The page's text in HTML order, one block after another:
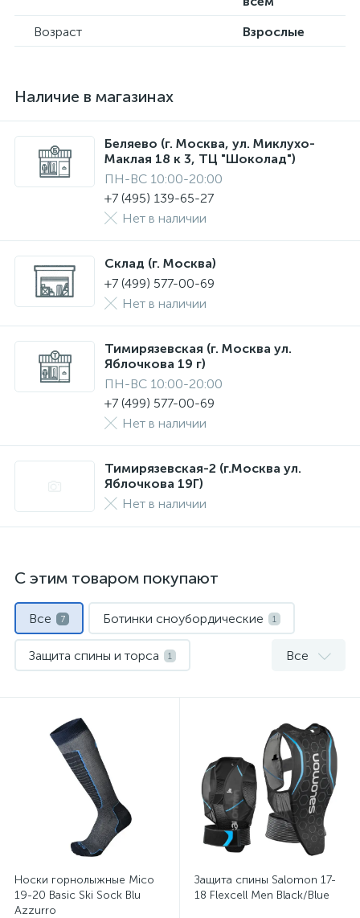
Возраст
Взрослые
Наличие в магазинах
Беляево (г. Москва, ул. Миклухо-
Маклая 18 к 3, ТЦ "Шоколад")
ПН-ВС 10:00-20:00
+7 (495) 139-65-27
Нет в наличии
Склад (г. Москва)
+7 (499) 577-00-69
Нет в наличии
Тимирязевская (г. Москва ул.
Яблочкова 19 г)
ПН-ВС 10:00-20:00
+7 (499) 577-00-69
Нет в наличии
Тимирязевская-2 (г.Москва ул.
Яблочкова 19Г)
Нет в наличии
С этим товаром покупают
Все 7 Ботинки сноубордические 1
Защита спины и торса 1
Носки спортивные 1
Термобелье Штаны для сноуборда
Все
Носки горнолыжные Mico
19-20 Basic Ski Sock Blu
Azzurro
Защита спины Salomon 17-
18 Flexcell Men Black/Blue